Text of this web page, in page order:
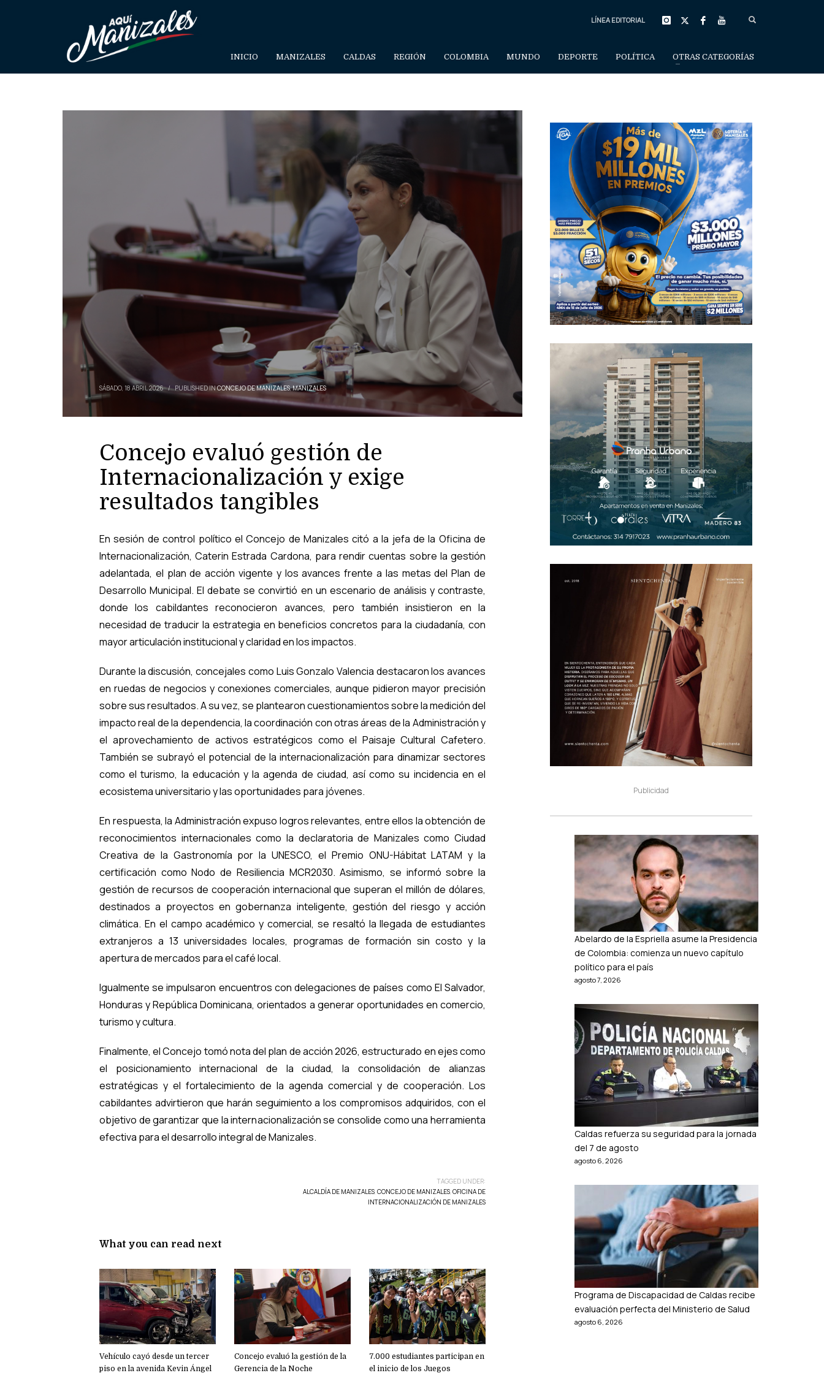
LÍNEA EDITORIAL
INICIO MANIZALES CALDAS REGIÓN COLOMBIA MUNDO DEPORTE POLÍTICA OTRAS CATEGORÍAS
SÁBADO, 18 ABRIL 2026 / PUBLISHED INCONCEJO DE MANIZALES,MANIZALES
Concejo evaluó gestión de
Internacionalización y exige
resultados tangibles
En sesión de control político el Concejo de Manizales citó a la jefa de la Oficina de
Internacionalización, Caterin Estrada Cardona, para rendir cuentas sobre la gestión
adelantada, el plan de acción vigente y los avances frente a las metas del Plan de
Desarrollo Municipal. El debate se convirtió en un escenario de análisis y contraste,
donde los cabildantes reconocieron avances, pero también insistieron en la
necesidad de traducir la estrategia en beneficios concretos para la ciudadanía, con
mayor articulación institucional y claridad en los impactos.
Durante la discusión, concejales como Luis Gonzalo Valencia destacaron los avances
en ruedas de negocios y conexiones comerciales, aunque pidieron mayor precisión
sobre sus resultados. A su vez, se plantearon cuestionamientos sobre la medición del
impacto real de la dependencia, la coordinación con otras áreas de la Administración y
el aprovechamiento de activos estratégicos como el Paisaje Cultural Cafetero.
También se subrayó el potencial de la internacionalización para dinamizar sectores
como el turismo, la educación y la agenda de ciudad, así como su incidencia en el
ecosistema universitario y las oportunidades para jóvenes.
En respuesta, la Administración expuso logros relevantes, entre ellos la obtención de
reconocimientos internacionales como la declaratoria de Manizales como Ciudad
Creativa de la Gastronomía por la UNESCO, el Premio ONU-Hábitat LATAM y la
certificación como Nodo de Resiliencia MCR2030. Asimismo, se informó sobre la
gestión de recursos de cooperación internacional que superan el millón de dólares,
destinados a proyectos en gobernanza inteligente, gestión del riesgo y acción
climática. En el campo académico y comercial, se resaltó la llegada de estudiantes
extranjeros a 13 universidades locales, programas de formación sin costo y la
apertura de mercados para el café local.
Igualmente se impulsaron encuentros con delegaciones de países como El Salvador,
Honduras y República Dominicana, orientados a generar oportunidades en comercio,
turismo y cultura.
Finalmente, el Concejo tomó nota del plan de acción 2026, estructurado en ejes como
el posicionamiento internacional de la ciudad, la consolidación de alianzas
estratégicas y el fortalecimiento de la agenda comercial y de cooperación. Los
cabildantes advirtieron que harán seguimiento a los compromisos adquiridos, con el
objetivo de garantizar que la internacionalización se consolide como una herramienta
efectiva para el desarrollo integral de Manizales.
TAGGED UNDER:
ALCALDÍA DE MANIZALES CONCEJO DE MANIZALES OFICINA DE
INTERNACIONALIZACIÓN DE MANIZALES
What you can read next
Vehículo cayó desde un tercer
piso en la avenida Kevin Ángel
Concejo evaluó la gestión de la
Gerencia de la Noche
7.000 estudiantes participan en
el inicio de los Juegos
Publicidad
Abelardo de la Espriella asume la Presidencia
de Colombia: comienza un nuevo capítulo
político para el país
agosto 7, 2026
Caldas refuerza su seguridad para la jornada
del 7 de agosto
agosto 6, 2026
Programa de Discapacidad de Caldas recibe
evaluación perfecta del Ministerio de Salud
agosto 6, 2026